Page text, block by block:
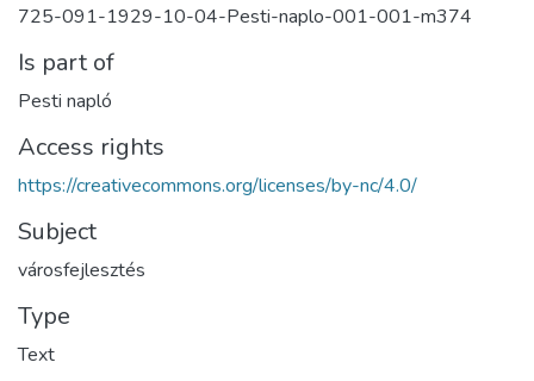
725-091-1929-10-04-Pesti-naplo-001-001-m374
Is part of
Pesti napló
Access rights
https://creativecommons.org/licenses/by-nc/4.0/
Subject
városfejlesztés
Type
Text